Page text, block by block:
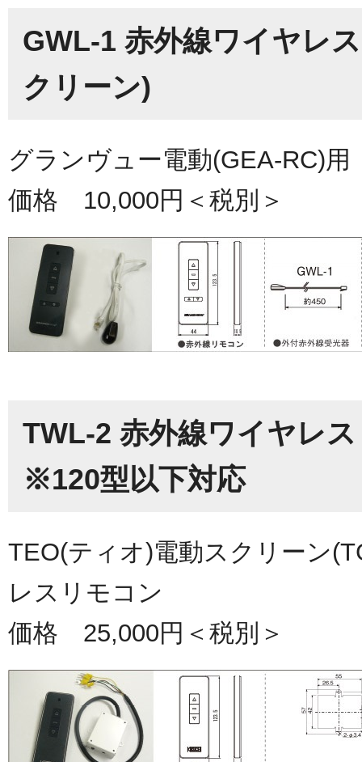
GWL-1 赤外線ワイヤレ
クリーン)
グランヴュー電動(GEA-RC)
価格 10,000円＜税別＞
TWL-2 赤外線ワイヤレ
※120型以下対応
TEO(ティオ)電動スクリーン
レスリモコン
価格 25,000円＜税別＞